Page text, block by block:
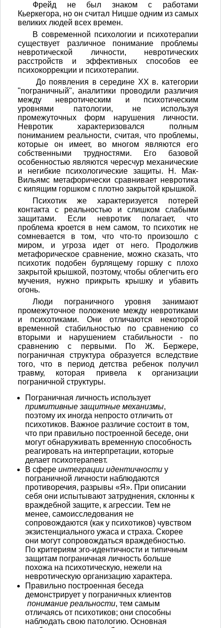
Фрейд не был знаком с работами
Кьеркегора, но он считал Ницше одним из самых
великих людей всех времен.
В современной психологии и психотерапии
существует различное понимание проблемы
невротической личности, невротических
расстройств и эффективных способов ее
психокоррекции и психотерапии.
До появления в середине ХХ в. категории
"пограничный", аналитики проводили различия
между невротическим и психотическим
уровнями патологии, не используя
промежуточных форм нарушения личности.
Невротик характеризовался полным
пониманием реальности, считая, что проблемы,
которые он имеет, во многом являются его
собственными трудностями. Его базовой
особенностью являются чересчур механические
и негибкие психологические защиты. Н. Мак-
Вильямс метафорически сравнивает невротика
с кипящим горшком с плотно закрытой крышкой.
Психотик же характеризуется потерей
контакта с реальностью и слишком слабыми
защитами. Если невротик полагает, что
проблема кроется в нем самом, то психотик не
сомневается в том, что что-то произошло с
миром, и угроза идет от него. Продолжив
метафорическое сравнение, можно сказать, что
психотик подобен бурлящему горшку с плохо
закрытой крышкой, поэтому, чтобы облегчить его
мучения, нужно прикрыть крышку и убавить
огонь.
Люди пограничного уровня занимают
промежуточное положение между невротиками
и психотиками. Они отличаются некоторой
временной стабильностью по сравнению со
вторыми и нарушением стабильности - по
сравнению с первыми. По Ж. Бержере,
пограничная структура образуется вследствие
того, что в период детства ребенок получил
травму, которая привела к организации
пограничной структуры.
Пограничная личность использует
примитивные защитные механизмы,
поэтому их иногда непросто отличить от
психотиков. Важное различие состоит в том,
что при правильно построенной беседе, они
могут обнаруживать временную способность
реагировать на интерпретации, которые
делает психотерапевт.
В сфере интеграции идентичности у
пограничной личности наблюдаются
противоречия, разрывы «Я». При описании
себя они испытывают затруднения, склонны к
враждебной защите, к агрессии. Тем не
менее, самоисследования не
сопровождаются (как у психотиков) чувством
экзистенциального ужаса и страха. Скорее
они могут сопровождаться враждебностью.
По критериям эго-идентичности и типичным
защитам пограничная личность больше
похожа на психотическую, нежели на
невротическую организацию характера.
Правильно построенная беседа
демонстрирует у пограничных клиентов
понимание реальности, тем самым
отличаясь от психотиков; они способны
наблюдать свою патологию. Основная